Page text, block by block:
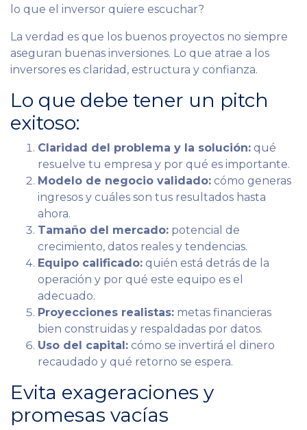
lo que el inversor quiere escuchar?
La verdad es que los buenos proyectos no siempre
aseguran buenas inversiones. Lo que atrae a los
inversores es claridad, estructura y confianza.
Lo que debe tener un pitch
exitoso:
Claridad del problema y la solución: qué
resuelve tu empresa y por qué es importante.
Modelo de negocio validado: cómo generas
ingresos y cuáles son tus resultados hasta
ahora.
Tamaño del mercado: potencial de
crecimiento, datos reales y tendencias.
Equipo calificado: quién está detrás de la
operación y por qué este equipo es el
adecuado.
Proyecciones realistas: metas financieras
bien construidas y respaldadas por datos.
Uso del capital: cómo se invertirá el dinero
recaudado y qué retorno se espera.
Evita exageraciones y
promesas vacías